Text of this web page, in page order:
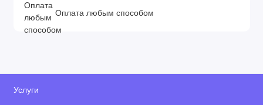
Оплата любым способом
Услуги